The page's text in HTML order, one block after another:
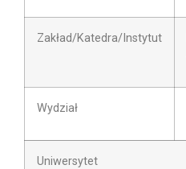
Zakład/Katedra/Instytut
Wydział
Uniwersytet